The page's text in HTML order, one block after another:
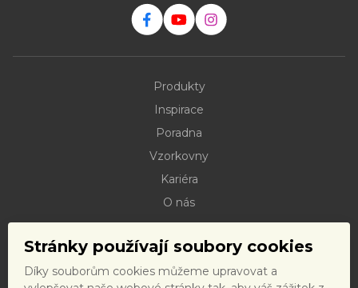
Stránky používají soubory cookies
Díky souborům cookies můžeme upravovat a
Produkty
Inspirace
Poradna
Vzorkovny
Kariéra
O nás
Dokumenty ke stažení
Doprava